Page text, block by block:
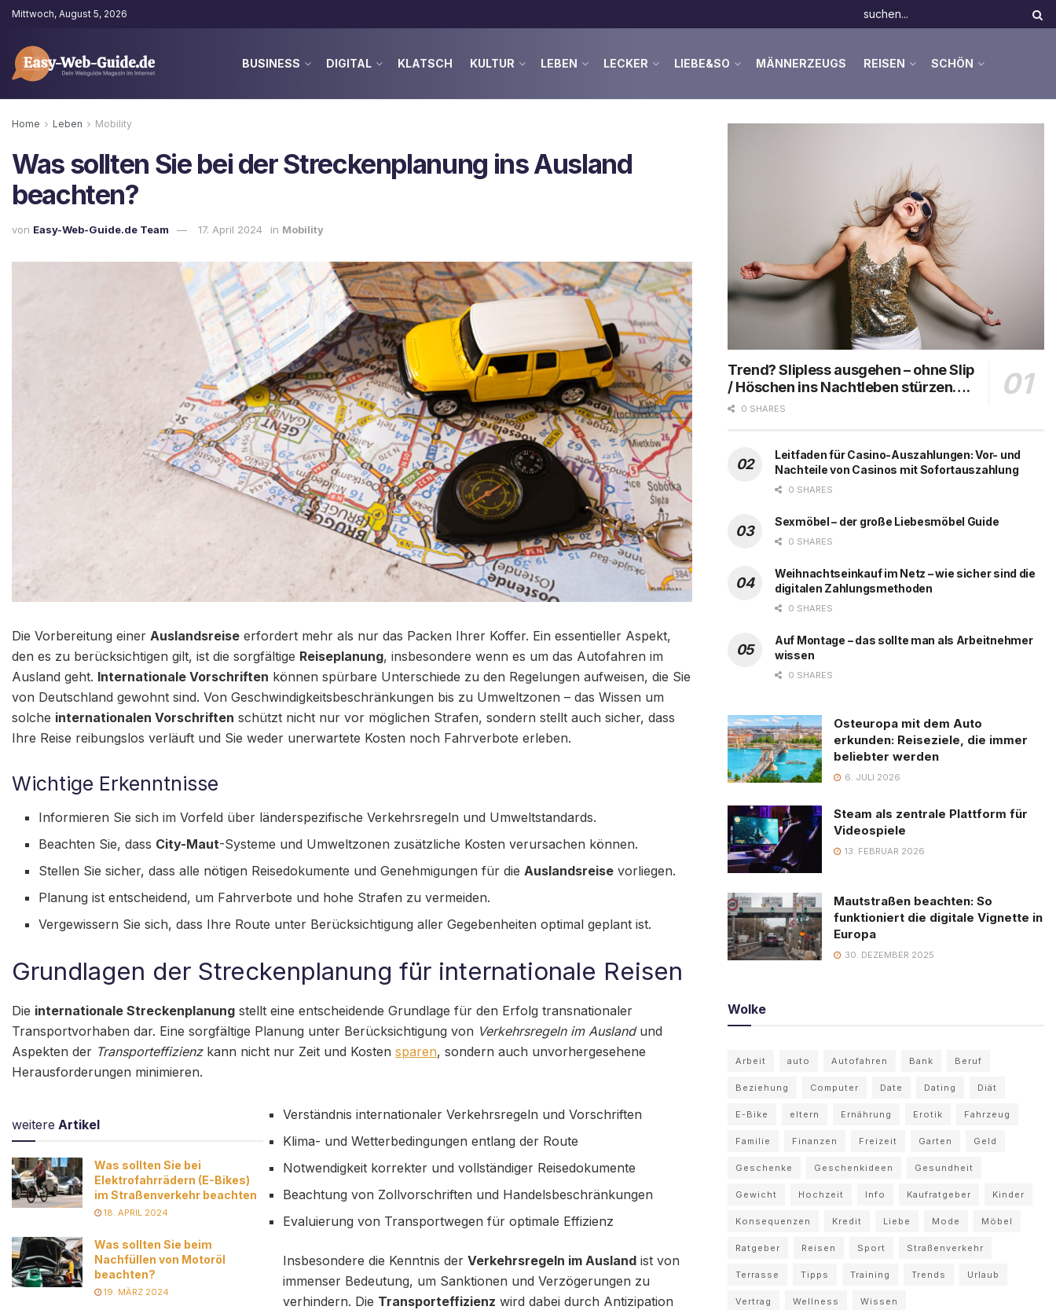
Mittwoch, August 5, 2026
BUSINESS DIGITAL KLATSCH KULTUR LEBEN LECKER LIEBE&SO MÄNNERZEUGS REISEN SCHÖN
Home Leben Mobility
Was sollten Sie bei der Streckenplanung ins Ausland
beachten?
von Easy-Web-Guide.de Team 17. April 2024 in Mobility
Die Vorbereitung einer Auslandsreise erfordert mehr als nur das Packen Ihrer Koffer. Ein essentieller Aspekt,
den es zu berücksichtigen gilt, ist die sorgfältige Reiseplanung, insbesondere wenn es um das Autofahren im
Ausland geht. Internationale Vorschriften können spürbare Unterschiede zu den Regelungen aufweisen, die Sie
von Deutschland gewohnt sind. Von Geschwindigkeitsbeschränkungen bis zu Umweltzonen – das Wissen um
solche internationalen Vorschriften schützt nicht nur vor möglichen Strafen, sondern stellt auch sicher, dass
Ihre Reise reibungslos verläuft und Sie weder unerwartete Kosten noch Fahrverbote erleben.
Wichtige Erkenntnisse
Informieren Sie sich im Vorfeld über länderspezifische Verkehrsregeln und Umweltstandards.
Beachten Sie, dass City-Maut-Systeme und Umweltzonen zusätzliche Kosten verursachen können.
Stellen Sie sicher, dass alle nötigen Reisedokumente und Genehmigungen für dieAuslandsreise vorliegen.
Planung ist entscheidend, um Fahrverbote und hohe Strafen zu vermeiden.
Vergewissern Sie sich, dass Ihre Route unter Berücksichtigung aller Gegebenheiten optimal geplant ist.
Grundlagen der Streckenplanung für internationale Reisen
Die internationale Streckenplanung stellt eine entscheidende Grundlage für den Erfolg transnationaler
Transportvorhaben dar. Eine sorgfältige Planung unter Berücksichtigung von Verkehrsregeln im Auslandund
Aspekten der Transporteffizienzkann nicht nur Zeit und Kosten sparen, sondern auch unvorhergesehene
Herausforderungen minimieren.
weitere Artikel
Was sollten Sie bei
Elektrofahrrädern (E-Bikes)
im Straßenverkehr beachten
18. APRIL 2024
Was sollten Sie beim
Nachfüllen von Motoröl
beachten?
19. MÄRZ 2024
Verständnis internationaler Verkehrsregeln und Vorschriften
Klima- und Wetterbedingungen entlang der Route
Notwendigkeit korrekter und vollständiger Reisedokumente
Beachtung von Zollvorschriften und Handelsbeschränkungen
Evaluierung von Transportwegen für optimale Effizienz
Insbesondere die Kenntnis der Verkehrsregeln im Ausland ist von
immenser Bedeutung, um Sanktionen und Verzögerungen zu
verhindern. Die Transporteffizienz wird dabei durch Antizipation
Trend? Slipless ausgehen – ohne Slip
/ Höschen ins Nachtleben stürzen….
0 SHARES
Leitfaden für Casino-Auszahlungen: Vor- und
Nachteile von Casinos mit Sofortauszahlung
0 SHARES
Sexmöbel – der große Liebesmöbel Guide
0 SHARES
Weihnachtseinkauf im Netz – wie sicher sind die
digitalen Zahlungsmethoden
0 SHARES
Auf Montage – das sollte man als Arbeitnehmer
wissen
0 SHARES
Osteuropa mit dem Auto
erkunden: Reiseziele, die immer
beliebter werden
6. JULI 2026
Steam als zentrale Plattform für
Videospiele
13. FEBRUAR 2026
Mautstraßen beachten: So
funktioniert die digitale Vignette in
Europa
30. DEZEMBER 2025
Wolke
Arbeit auto Autofahren Bank Beruf
Beziehung Computer Date Dating Diät
E-Bike eltern Ernährung Erotik Fahrzeug
Familie Finanzen Freizeit Garten Geld
Geschenke Geschenkideen Gesundheit
Gewicht Hochzeit Info Kaufratgeber Kinder
Konsequenzen Kredit Liebe Mode Möbel
Ratgeber Reisen Sport Straßenverkehr
Terrasse Tipps Training Trends Urlaub
Vertrag Wellness Wissen